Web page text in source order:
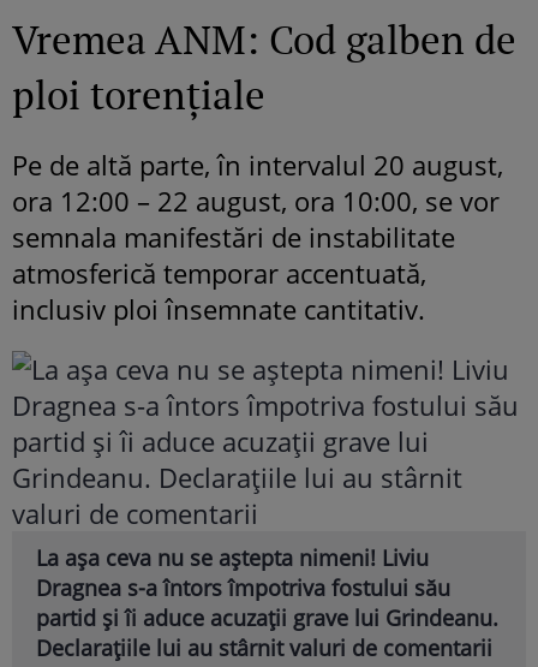
Vremea ANM: Cod galben de
ploi torențiale
Pe de altă parte, în intervalul 20 august,
ora 12:00 – 22 august, ora 10:00, se vor
semnala manifestări de instabilitate
atmosferică temporar accentuată,
inclusiv ploi însemnate cantitativ.
La așa ceva nu se aștepta nimeni! Liviu
Dragnea s-a întors împotriva fostului său
partid și îi aduce acuzații grave lui Grindeanu.
Declarațiile lui au stârnit valuri de comentarii